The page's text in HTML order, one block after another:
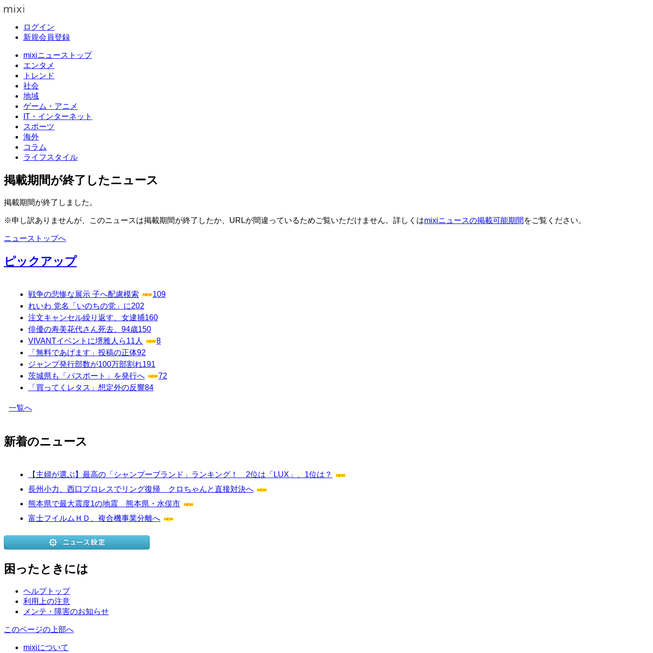
ログイン
新規会員登録
mixiニューストップ
エンタメ
トレンド
社会
地域
ゲーム・アニメ
IT・インターネット
スポーツ
海外
コラム
ライフスタイル
掲載期間が終了したニュース
掲載期間が終了しました。
※申し訳ありませんが、このニュースは掲載期間が終了したか、URLが間違っているためご覧いただけません。詳しくはmixiニュースの掲載可能期間 をご覧ください。
ニューストップへ
ピックアップ
戦争の悲惨な展示 子へ配慮模索
109
れいわ 党名「いのちの党」に202
注文キャンセル繰り返す、女逮捕160
俳優の寿美花代さん死去、94歳150
VIVANTイベントに堺雅人ら11人
8
「無料であげます」投稿の正体92
ジャンプ発行部数が100万部割れ191
茨城県も「パスポート」を発行へ
72
「買ってくレタス」想定外の反響84
一覧へ
新着のニュース
【主婦が選ぶ】最高の「シャンプーブランド」ランキング！ 2位は「LUX」、1位は？
長州小力、西口プロレスでリング復帰 クロちゃんと直接対決へ
熊本県で最大震度1の地震 熊本県・水俣市
富士フイルムＨＤ、複合機事業分離へ
困ったときには
ヘルプトップ
利用上の注意
メンテ・障害のお知らせ
このページの上部へ
mixiについて